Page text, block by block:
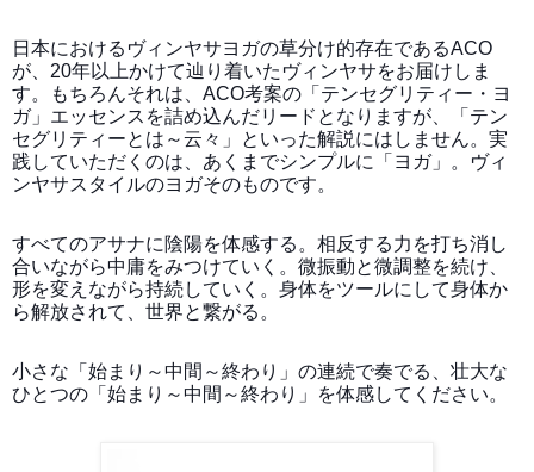
日本におけるヴィンヤサヨガの草分け的存在であるACO
が、20年以上かけて辿り着いたヴィンヤサをお届けしま
す。もちろんそれは、ACO考案の「テンセグリティー・ヨ
ガ」エッセンスを詰め込んだリードとなりますが、「テン
セグリティーとは～云々」といった解説にはしません。実
践していただくのは、あくまでシンプルに「ヨガ」。ヴィ
ンヤサスタイルのヨガそのものです。
すべてのアサナに陰陽を体感する。相反する力を打ち消し
合いながら中庸をみつけていく。微振動と微調整を続け、
形を変えながら持続していく。身体をツールにして身体か
ら解放されて、世界と繋がる。
小さな「始まり～中間～終わり」の連続で奏でる、壮大な
ひとつの「始まり～中間～終わり」を体感してください。